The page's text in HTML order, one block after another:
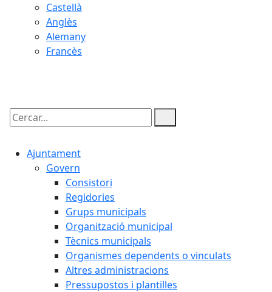
Castellà
Anglès
Alemany
Francès
Cercar:
Ajuntament
Govern
Consistori
Regidories
Grups municipals
Organització municipal
Tècnics municipals
Organismes dependents o vinculats
Altres administracions
Pressupostos i plantilles